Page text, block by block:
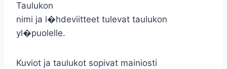
Taulukon
nimi ja l�hdeviitteet tulevat taulukon
yl�puolelle.
Kuviot ja taulukot sopivat mainiosti